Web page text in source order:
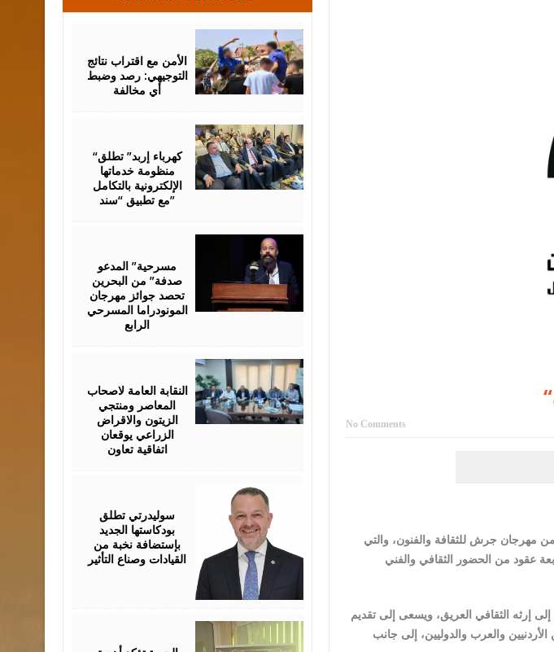
الملك يلتقي مجموعة من رفاق السلاح
عارف بيك فريحات.. مبارك وبكم تزهو المناصب
No Comments
بأربعة عقود من الحضور الثقافي والفني
إرثه الثقافي العريق، ويسعى إلى تقديم
والعرب والدوليين، إلى جانب
الأمن مع اقتراب نتائج
التوجيهي: رصد وضبط
أي مخالفة
2026
“كهرباء إربد” تطلق
منظومة خدماتها
الإلكترونية بالتكامل
مع تطبيق “سند”
مسرحية” المدعو
صدفة” من البحرين
تحصد جوائز مهرجان
المونودراما المسرحي
الرابع
النقابة العامة لاصحاب
المعاصر ومنتجي
الزيتون والاقراض
الزراعي يوقعان
اتفاقية تعاون
2026
سوليدرتي تطلق
بودكاستها الجديد
بإستضافة نخبة من
القيادات وصناع التأثير